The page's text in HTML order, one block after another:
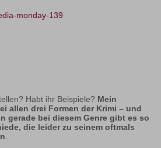
Habt ihr Beispiele? Mein
allen drei Formen der Krimi – und
gerade bei diesem Genre gibt es so
die leider zu seinem oftmals